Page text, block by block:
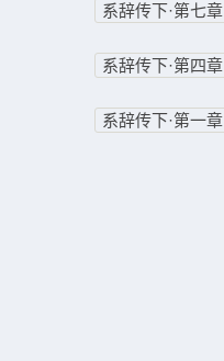
系辞传下·第七章
系辞传下·第四章
系辞传下·第一章